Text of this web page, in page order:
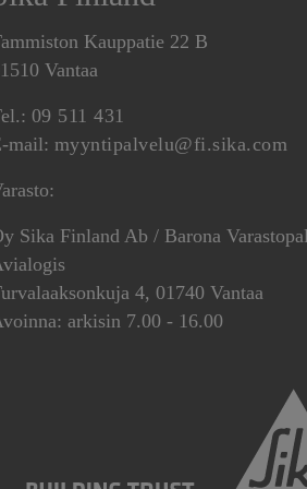
Kauppatie 22 B
Vantaa
09 511 431
mail: myyntipalvelu@fi.sika.com
Sika Finland Ab / Barona
4, 01740 Vantaa
arkisin 7.00 - 16.00